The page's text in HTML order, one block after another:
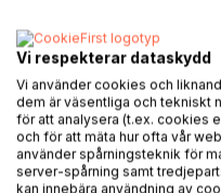
BESKRIVNING
Ögon som tindrar i juletid
En julnovell om längtan
andra. Caisas mamma
hon tror att hon kommer
inte vet är att hon har en
Vi respekterar dataskydd
Vi använder cookies och
dem är väsentliga och tekniskt
för att analysera (t.ex. cookies
och för att mäta hur ofta vår
använder spårningsteknik för
server-spårning samt
kan innebära användning av